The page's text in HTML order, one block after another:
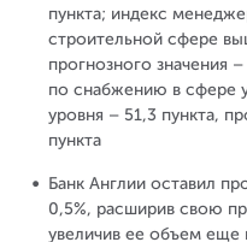
пункта; индекс
строительной сфере
прогнозного значения
по снабжению в сфере
уровня – 51,3 пункта,
пункта
Банк Англии оставил
0,5%, расширив свою
увеличив ее объем еще